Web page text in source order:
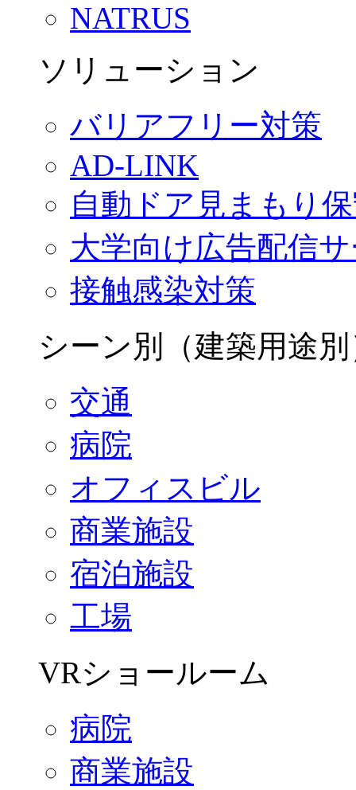
NATRUS
ソリューション
バリアフリー対策
AD-LINK
自動ドア見まもり
大学向け広告配信
接触感染対策
シーン別（建築用途
交通
病院
オフィスビル
商業施設
宿泊施設
工場
VRショールーム
病院
商業施設